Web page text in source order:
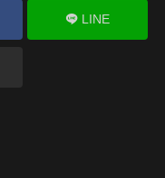
LINE